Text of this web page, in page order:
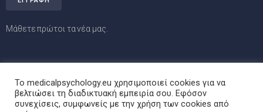
Μάθετε πρώτοι τα νέα μας.
© MedicalPsychology.eu | powered byi-access.gr
Το medicalpsychology.eu χρησιμοποιεί cookies για να
βελτιώσει τη διαδικτυακή εμπειρία σου. Εφόσον
συνεχίσεις, συμφωνείς με την χρήση των cookies από